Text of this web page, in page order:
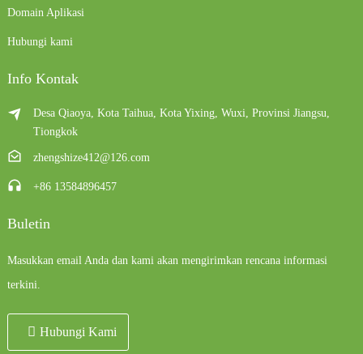
Domain Aplikasi
Hubungi kami
Info Kontak
Desa Qiaoya, Kota Taihua, Kota Yixing, Wuxi, Provinsi Jiangsu,
Tiongkok
zhengshize412@126.com
+86 13584896457
Buletin
Masukkan email Anda dan kami akan mengirimkan rencana informasi
terkini.
Hubungi Kami